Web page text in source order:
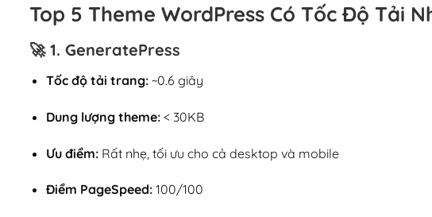
Top 5 Theme WordPress Có Tốc Độ Tải
🚀 1. GeneratePress
Tốc độ tải trang:~0.6 giây
Dung lượng theme:< 30KB
Ưu điểm:Rất nhẹ, tối ưu cho cả desktop và mobile
Điểm PageSpeed:100/100